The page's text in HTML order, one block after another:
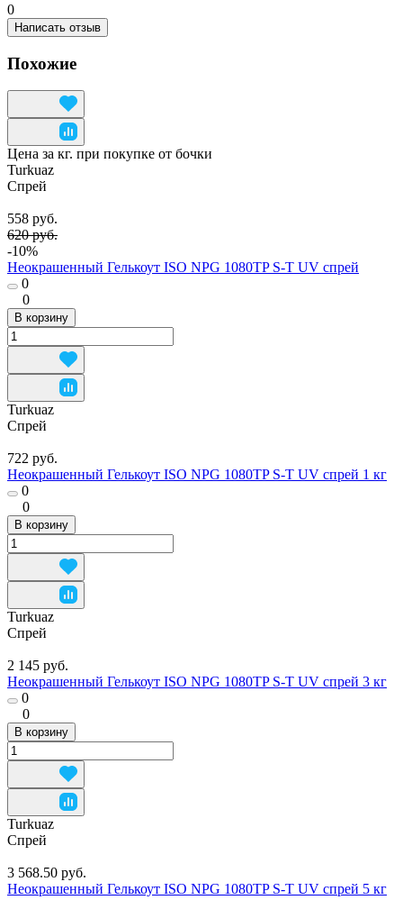
0
Написать отзыв
Похожие
Цена за кг. при покупке от бочки
Turkuaz
Спрей
558 руб.
620 руб.
-10%
Неокрашенный Гелькоут ISO NPG 1080TP S-T UV спрей
0
0
В корзину
Turkuaz
Спрей
722 руб.
Неокрашенный Гелькоут ISO NPG 1080TP S-T UV спрей 1 кг
0
0
В корзину
Turkuaz
Спрей
2 145 руб.
Неокрашенный Гелькоут ISO NPG 1080TP S-T UV спрей 3 кг
0
0
В корзину
Turkuaz
Спрей
3 568.50 руб.
Неокрашенный Гелькоут ISO NPG 1080TP S-T UV спрей 5 кг